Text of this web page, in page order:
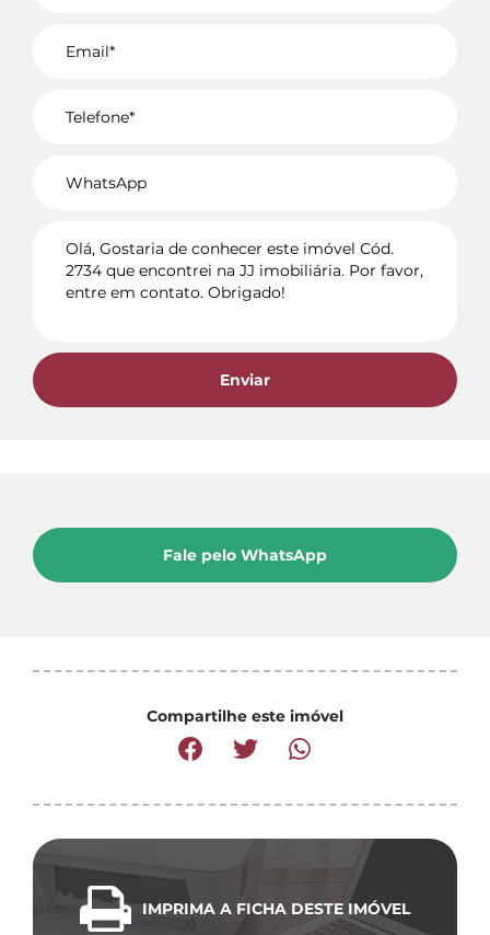
Enviar
Fale pelo WhatsApp
Compartilhe este imóvel
IMPRIMA A FICHA DESTE IMÓVEL